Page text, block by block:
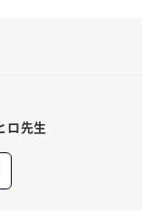
ロ先生